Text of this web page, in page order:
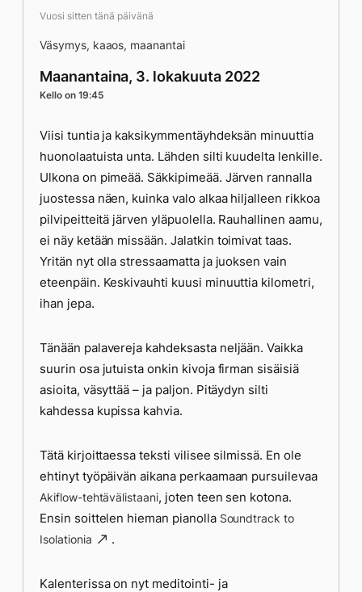
Vuosi sitten tänä päivänä
Väsymys, kaaos, maanantai
Maanantaina, 3. lokakuuta 2022
Kello on 19:45
Viisi tuntia ja kaksikymmentäyhdeksän minuuttia
huonolaatuista unta. Lähden silti kuudelta lenkille.
Ulkona on pimeää. Säkkipimeää. Järven rannalla
juostessa näen, kuinka valo alkaa hiljalleen rikkoa
pilvipeitteitä järven yläpuolella. Rauhallinen aamu,
ei näy ketään missään. Jalatkin toimivat taas.
Yritän nyt olla stressaamatta ja juoksen vain
eteenpäin. Keskivauhti kuusi minuuttia kilometri,
ihan jepa.
Tänään palavereja kahdeksasta neljään. Vaikka
suurin osa jutuista onkin kivoja firman sisäisiä
asioita, väsyttää – ja paljon. Pitäydyn silti
kahdessa kupissa kahvia.
Tätä kirjoittaessa teksti vilisee silmissä. En ole
ehtinyt työpäivän aikana perkaamaan pursuilevaa
Akiflow-tehtävälistaani, joten teen sen kotona.
Ensin soittelen hieman pianolla Soundtrack to
Isolationia
.
Kalenterissa on nyt meditointi- ja